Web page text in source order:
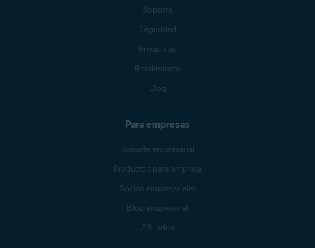
Soporte
Seguridad
Privacidad
Rendimiento
Blog
Para empresas
Soporte empresarial
Productos para empresa
Socios empresariales
Blog empresarial
Afiliados